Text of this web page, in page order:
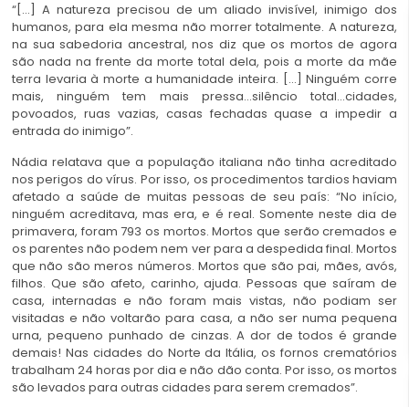
“[…] A natureza precisou de um aliado invisível, inimigo dos
humanos, para ela mesma não morrer totalmente. A natureza,
na sua sabedoria ancestral, nos diz que os mortos de agora
são nada na frente da morte total dela, pois a morte da mãe
terra levaria à morte a humanidade inteira. […] Ninguém corre
mais, ninguém tem mais pressa…silêncio total…cidades,
povoados, ruas vazias, casas fechadas quase a impedir a
entrada do inimigo”.
Nádia relatava que a população italiana não tinha acreditado
nos perigos do vírus. Por isso, os procedimentos tardios haviam
afetado a saúde de muitas pessoas de seu país: “No início,
ninguém acreditava, mas era, e é real. Somente neste dia de
primavera, foram 793 os mortos. Mortos que serão cremados e
os parentes não podem nem ver para a despedida final. Mortos
que não são meros números. Mortos que são pai, mães, avós,
filhos. Que são afeto, carinho, ajuda. Pessoas que saíram de
casa, internadas e não foram mais vistas, não podiam ser
visitadas e não voltarão para casa, a não ser numa pequena
urna, pequeno punhado de cinzas. A dor de todos é grande
demais! Nas cidades do Norte da Itália, os fornos crematórios
trabalham 24 horas por dia e não dão conta. Por isso, os mortos
são levados para outras cidades para serem cremados”.